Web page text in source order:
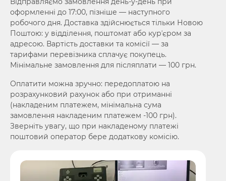
оформленні до 17:00, пізніше — наступного
робочого дня. Доставка здійснюється тільки Новою
Поштою: у відділення, поштомат або курʼєром за
адресою. Вартість доставки та комісії — за
тарифами перевізника сплачує покупець.
Мінімальне замовлення для післяплати — 100 грн.
Оплатити можна зручно: передоплатою на
розрахунковий рахунок або при отриманні
(накладеним платежем, мінімальна сума
замовлення накладеним платежем -100 грн).
Зверніть увагу, що при накладеному платежі
поштовий оператор бере додаткову комісію.